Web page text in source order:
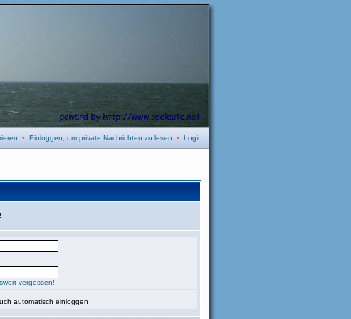
• Einloggen, um private Nachrichten zu lesen • Login
vergessen!
automatisch einloggen